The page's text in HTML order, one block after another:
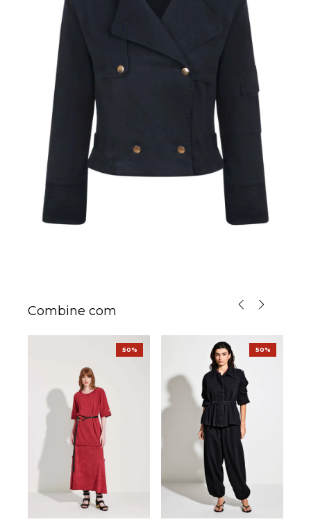
Combine com
50% 50%